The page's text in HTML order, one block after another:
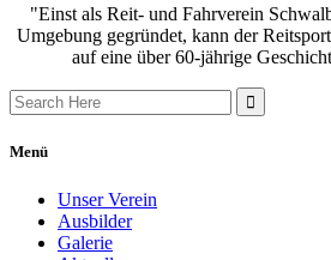
"Einst als Reit- und Fahrverein
Umgebung gegründet, kann der
auf eine über 60-jährige
Search
for:
Menü
Unser Verein
Ausbilder
Galerie